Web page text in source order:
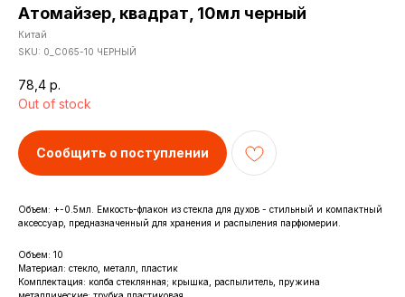
Атомайзер, квадрат, 10мл черный
Китай
SKU: 0_С065-10 ЧЕРНЫЙ
78,4 р.
Out of stock
Сообщить о поступлении
Объем: +-0.5мл. Емкость-флакон из стекла для духов - стильный и компактный
аксессуар, предназначенный для хранения и распыления парфюмерии.
Объем: 10
Материал: стекло, металл, пластик
Комплектация: колба стеклянная; крышка, распылитель, пружина